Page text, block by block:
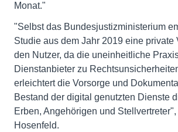
Monat."
"Selbst das Bundesjustizministerium
Studie aus dem Jahr 2019 eine private
den Nutzer, da die uneinheitliche
Dienstanbieter zu
erleichtert die Vorsorge und
Bestand der digital genutzten Dienste
Erben, Angehörigen und
Hosenfeld.